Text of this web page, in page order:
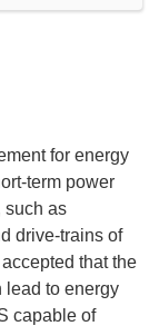
for energy
term power
such as
drive-trains of
that the
lead to energy
capable of